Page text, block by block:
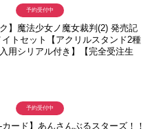
ク】魔法少女ノ魔女裁判(2) 発売記
トセット【アクリルスタンド2種
用シリアル付き】【完全受注生
予約受付中
-カード】あんさんぶるスターズ！！
予約受付中